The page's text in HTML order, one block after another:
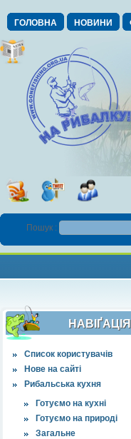
ГОЛОВНА НОВИНИ
Пошук :
НАВІҐАЦІЯ
Список користувачів
Нове на сайті
Рибальська кухня
Готуємо на кухні
Готуємо на природі
Загальне